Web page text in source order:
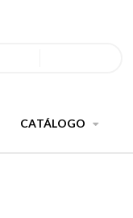
CATÁLOGO